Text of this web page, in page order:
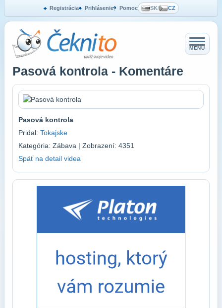
Registrácia Prihlásenie Pomoc SK/ CZ
MENU
Pasová kontrola - Komentáre
Pasová kontrola
Pridal: Tokajske
Kategória: Zábava | Zobrazení: 4351
Späť na detail videa